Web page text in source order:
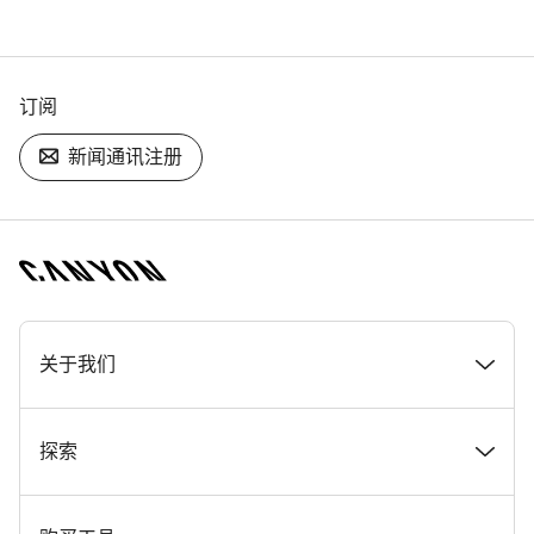
订阅
新闻通讯注册
[footer.linksList.title]
关于我们
奖项
探索